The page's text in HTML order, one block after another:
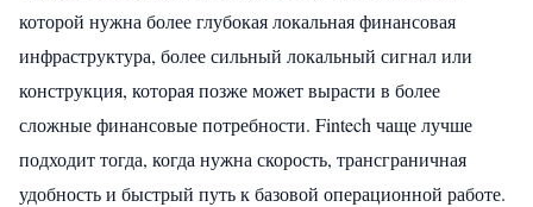
которой нужна более глубокая локальная финансовая
инфраструктура, более сильный локальный сигнал или
конструкция, которая позже может вырасти в более
сложные финансовые потребности. Fintech чаще лучше
подходит тогда, когда нужна скорость, трансграничная
удобность и быстрый путь к базовой операционной работе.